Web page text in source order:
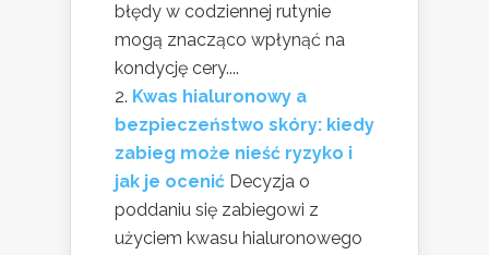
błędy w codziennej rutynie
mogą znacząco wpłynąć na
kondycję cery....
Kwas hialuronowy a
bezpieczeństwo skóry: kiedy
zabieg może nieść ryzyko i
jak je ocenić Decyzja o
poddaniu się zabiegowi z
użyciem kwasu hialuronowego